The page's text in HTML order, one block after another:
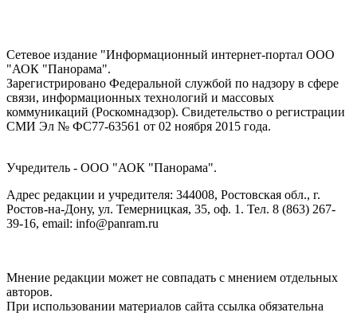
Сетевое издание "Информационный интернет-портал ООО
"АОК "Панорама".
Зарегистрировано Федеральной службой по надзору в сфере
связи, информационных технологий и массовых
коммуникаций (Роскомнадзор). Cвидетельство о регистрации
СМИ Эл № ФС77-63561 от 02 ноября 2015 года.
Учредитель - ООО "АОК "Панорама".
Адрес редакции и учредителя: 344008, Ростовская обл., г.
Ростов-на-Дону, ул. Темерницкая, 35, оф. 1. Тел. 8 (863) 267-
39-16, email: info@panram.ru
Мнение редакции может не совпадать с мнением отдельных
авторов.
При использовании материалов сайта ссылка обязательна